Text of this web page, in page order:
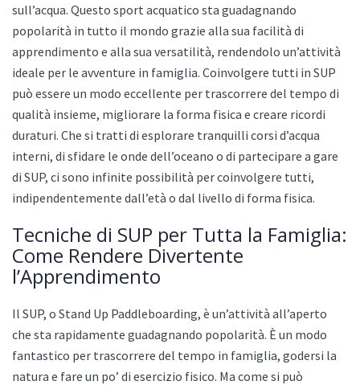
sull’acqua. Questo sport acquatico sta guadagnando
popolarità in tutto il mondo grazie alla sua facilità di
apprendimento e alla sua versatilità, rendendolo un’attività
ideale per le avventure in famiglia. Coinvolgere tutti in SUP
può essere un modo eccellente per trascorrere del tempo di
qualità insieme, migliorare la forma fisica e creare ricordi
duraturi. Che si tratti di esplorare tranquilli corsi d’acqua
interni, di sfidare le onde dell’oceano o di partecipare a gare
di SUP, ci sono infinite possibilità per coinvolgere tutti,
indipendentemente dall’età o dal livello di forma fisica.
Tecniche di SUP per Tutta la Famiglia:
Come Rendere Divertente
l’Apprendimento
Il SUP, o Stand Up Paddleboarding, è un’attività all’aperto
che sta rapidamente guadagnando popolarità. È un modo
fantastico per trascorrere del tempo in famiglia, godersi la
natura e fare un po’ di esercizio fisico. Ma come si può